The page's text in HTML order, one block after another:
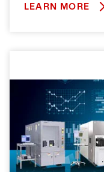
LEARN MORE